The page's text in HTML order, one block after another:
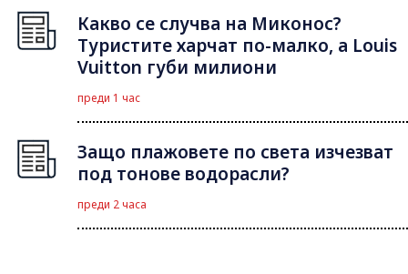
Какво се случва на Миконос?
Туристите харчат по-малко, а Louis
Vuitton губи милиони
преди 1 час
Защо плажовете по света изчезват
под тонове водорасли?
преди 2 часа